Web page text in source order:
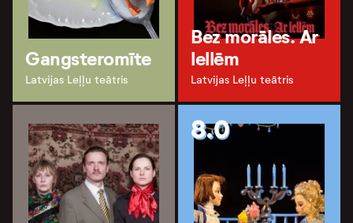
Gangsteromīte
Latvijas Leļļu teātris
Bez morāles. Ar
lellēm
Latvijas Leļļu teātris
8.0